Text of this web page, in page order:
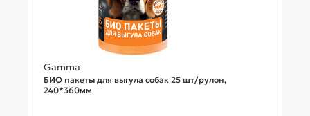
Gamma
БИО пакеты для выгула собак 25 шт/рулон,
240*360мм